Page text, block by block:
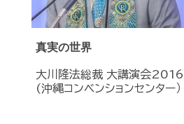
真実の世界
大川隆法総裁 大講演会2016
(沖縄コンベンションセンター）